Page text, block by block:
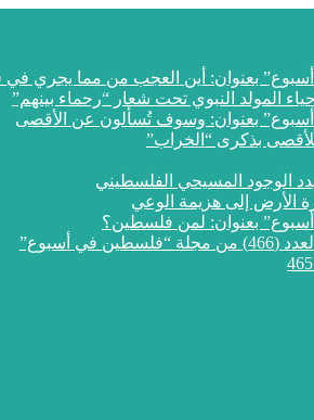
المولد النبوي تحت شعار “رحماء بينهم”
بذكرى “الخراب”
الوجود المسيحي الفلسطيني
الأرض إلى هزيمة الوعي
أسبوع”